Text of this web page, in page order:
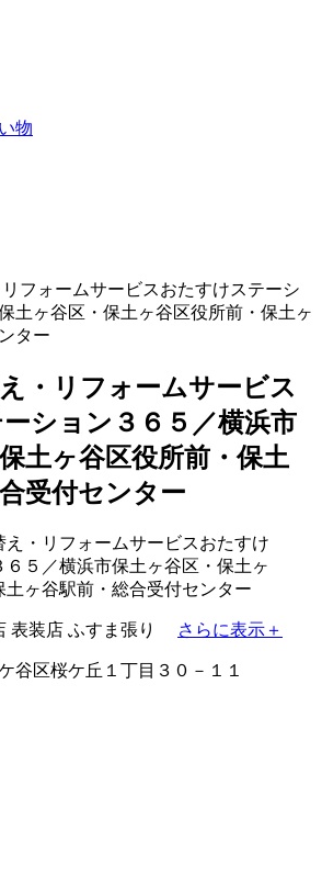
物
フォームサービスおたすけステーシ
土ヶ谷区・保土ヶ谷区役所前・保土ヶ
ター
・リフォームサービス
ション３６５／横浜市
土ヶ谷区役所前・保土
受付センター
表装店 ふすま張り さらに表示＋
谷区桜ケ丘１丁目３０－１１